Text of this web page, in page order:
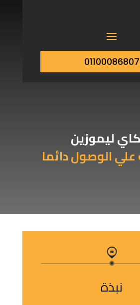
01100086807
لیموزین
الوصول دائما
نبذة